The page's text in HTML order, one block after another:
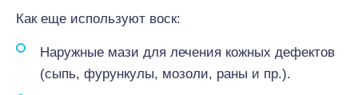
Как еще используют воск:
Наружные мази для лечения кожных дефектов
(сыпь, фурункулы, мозоли, раны и пр.).